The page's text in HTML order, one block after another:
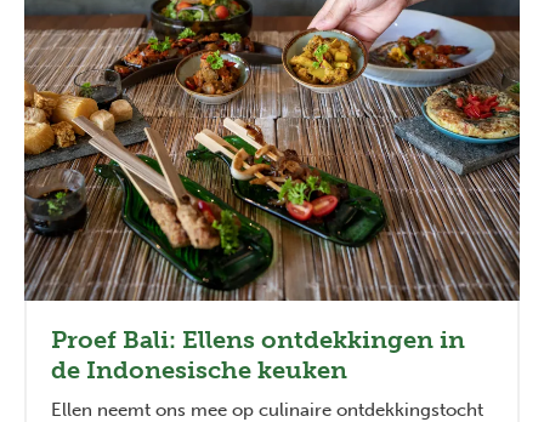
Proef Bali: Ellens ontdekkingen in
de Indonesische keuken
Ellen neemt ons mee op culinaire ontdekkingstocht